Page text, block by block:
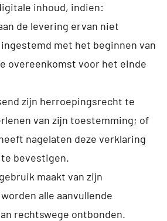
inhoud, indien:
de levering ervan niet
met het beginnen van
overeenkomst voor het einde
zijn herroepingsrecht te
van zijn toestemming; of
nagelaten deze verklaring
bevestigen.
maakt van zijn
alle aanvullende
rechtswege ontbonden.